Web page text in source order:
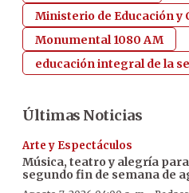
Ministerio de Educación y
Monumental 1080 AM
educación integral de la
Últimas Noticias
Arte y Espectáculos
Música, teatro y alegría
segundo fin de semana de